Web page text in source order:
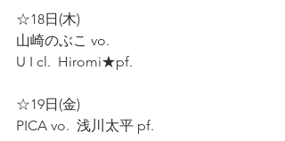
☆18日(木)
山崎のぶこ vo.
U I cl.  Hiromi★pf.
☆19日(金)
PICA vo.  浅川太平 pf.